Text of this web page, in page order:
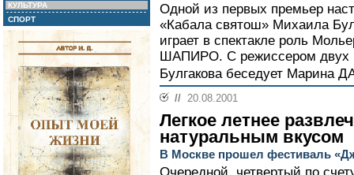
КУЛЬТУРА
СПОРТ
Одной из первых премьер
«Кабала святош» Михаила
играет в спектакле роль
ШАПИРО. С режиссером двух
Булгакова беседует
// 20.08.2001
Легкое летнее
натуральным вкусом
В Москве прошел фестиваль